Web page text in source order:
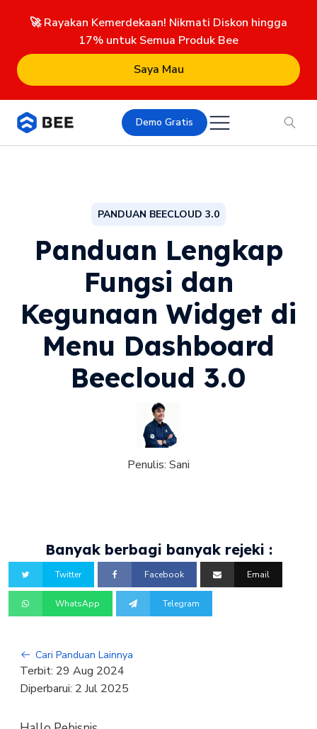
🚀 Rayakan Kemerdekaan! Nikmati Diskon hingga
17% untuk Semua Produk Bee
Saya Mau
Demo Gratis
PANDUAN BEECLOUD 3.0
Panduan Lengkap
Fungsi dan
Kegunaan Widget di
Menu Dashboard
Beecloud 3.0
Penulis: Sani
Banyak berbagi banyak rejeki :
Twitter Facebook Email
WhatsApp Telegram
Cari Panduan Lainnya
Terbit: 29 Aug 2024
Diperbarui: 2 Jul 2025